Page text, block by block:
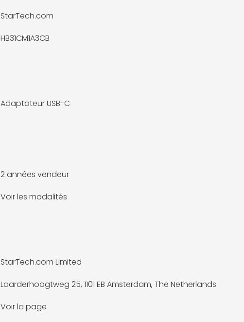
StarTech.com
HB31CM1A3CB
Adaptateur USB-C
2 années vendeur
Voir les modalités
StarTech.com Limited
Laarderhoogtweg 25, 1101 EB Amsterdam, The Netherlands
Voir la page